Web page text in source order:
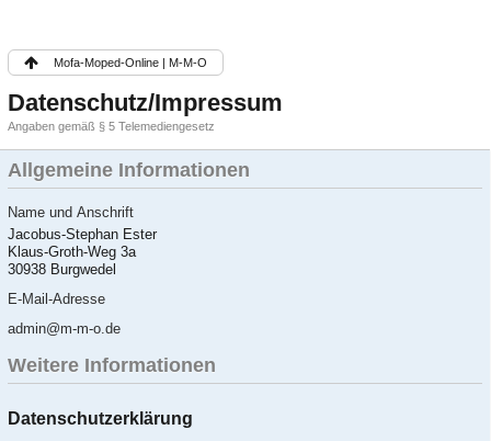
Mofa-Moped-Online | M-M-O
Datenschutz/Impressum
Angaben gemäß § 5 Telemediengesetz
Allgemeine Informationen
Name und Anschrift
Jacobus-Stephan Ester
Klaus-Groth-Weg 3a
30938 Burgwedel
E-Mail-Adresse
admin@m-m-o.de
Weitere Informationen
Datenschutzerklärung